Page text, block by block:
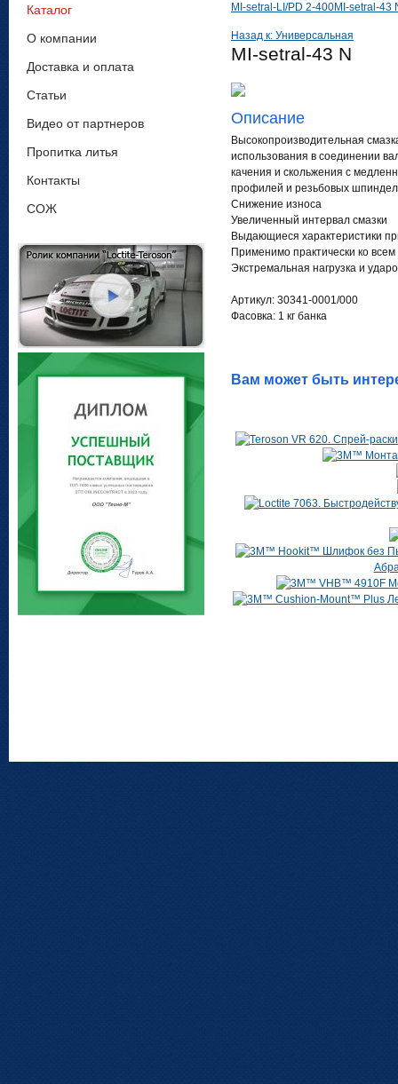
Каталог
О компании
Доставка и оплата
Статьи
Видео от партнеров
Пропитка литья
Контакты
СОЖ
MI-setral-LI/PD 2-400MI-setral-43
Назад к: Универсальная
MI-setral-43 N
Описание
Высокопроизводительная
использования в соединении
качения и скольжения с
профилей и резьбовых
Снижение износа
Увеличенный интервал смазки
Выдающиеся характеристики
Применимо практически ко
Экстремальная нагрузка и
Артикул: 30341-0001/000
Фасовка: 1 кг банка
Вам может быть